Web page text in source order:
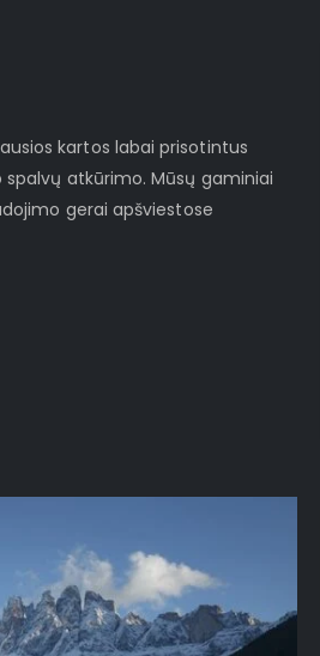
kartos labai prisotintus
atkūrimo. Mūsų gaminiai
gerai apšviestose